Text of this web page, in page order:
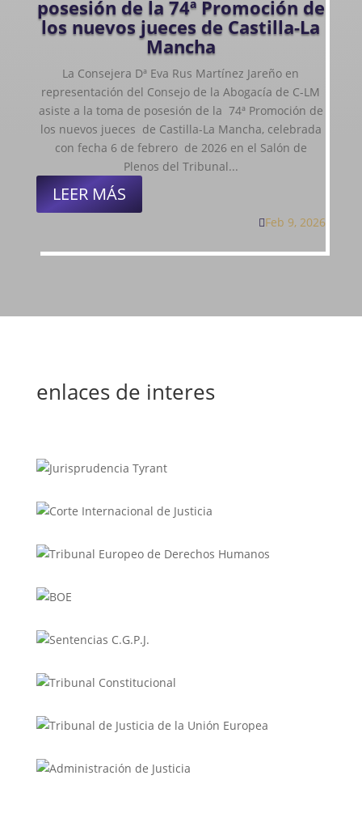
posesión de la 74ª Promoción de
los nuevos jueces de Castilla-La
Mancha
La Consejera Dª Eva Rus Martínez Jareño en
representación del Consejo de la Abogacía de C-LM
asiste a la toma de posesión de la 74ª Promoción de
los nuevos jueces de Castilla-La Mancha, celebrada
con fecha 6 de febrero de 2026 en el Salón de
Plenos del Tribunal...
LEER MÁS
Feb 9, 2026
enlaces de interes